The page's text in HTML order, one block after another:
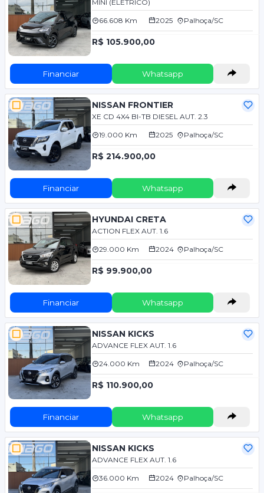
MINI (ELETRICO)
66.608 Km 2025 Palhoça/SC
R$ 105.900,00
Financiar Whatsapp
NISSAN FRONTIER
XE CD 4X4 BI-TB DIESEL AUT. 2.3
19.000 Km 2025 Palhoça/SC
R$ 214.900,00
Financiar Whatsapp
HYUNDAI CRETA
ACTION FLEX AUT. 1.6
29.000 Km 2024 Palhoça/SC
R$ 99.900,00
Financiar Whatsapp
NISSAN KICKS
ADVANCE FLEX AUT. 1.6
24.000 Km 2024 Palhoça/SC
R$ 110.900,00
Financiar Whatsapp
NISSAN KICKS
ADVANCE FLEX AUT. 1.6
36.000 Km 2024 Palhoça/SC